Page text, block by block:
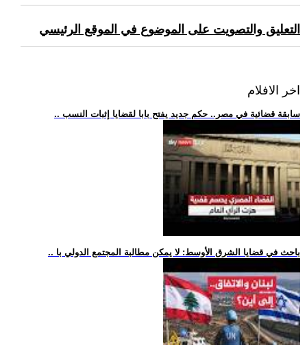
التعليق والتصويت على الموضوع في الموقع الرئيسي
اخر الافلام
.. سابقة قضائية في مصر.. حكم جديد يفتح بابا لقضايا إثبات النسب
.. باحث في قضايا الشرق الأوسط: لا يمكن مطالبة المجتمع الدولي با